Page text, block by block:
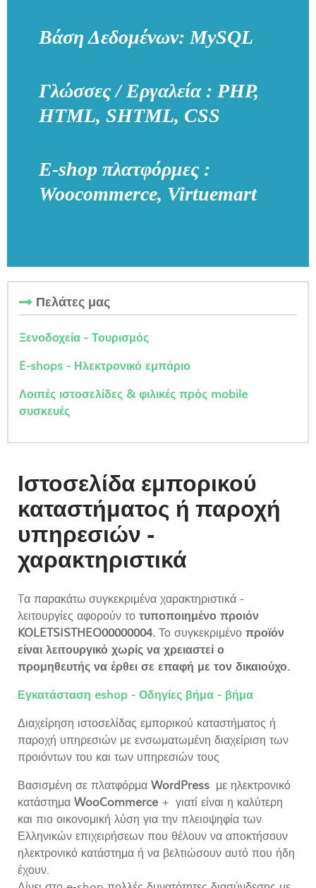
Βάση Δεδομένων: MySQL
Γλώσσες / Εργαλεία : PHP,
HTML, SHTML, CSS
E-shop πλατφόρμες :
Woocommerce, Virtuemart
Πελάτες μας
Ξενοδοχεία - Τουρισμός
E-shops - Ηλεκτρονικό εμπόριο
Λοιπές ιστοσελίδες & φιλικές πρός mobile
συσκευές
Ιστοσελίδα εμπορικού
καταστήματος ή παροχή
υπηρεσιών -
χαρακτηριστικά
Tα παρακάτω συγκεκριμένα χαρακτηριστικά -
λειτουργίες αφορούν το τυποποιημένο προιόν
KOLETSISTHEO00000004. Το συγκεκριμένο προϊόν
είναι λειτουργικό χωρίς να χρειαστεί ο
προμηθευτής να έρθει σε επαφή με τον δικαιούχο.
Εγκατάσταση eshop - Οδηγίες βήμα - βήμα
Διαχείρηση ιστοσελίδας εμπορικού καταστήματος ή
παροχή υπηρεσιών με ενσωματωμένη διαχείριση των
προιόντων του και των υπηρεσιών τους
Βασισμένη σε πλατφόρμα WordPress με ηλεκτρονικό
κατάστημα WooCommerce + γιατί είναι η καλύτερη
και πιο οικονομική λύση για την πλειοψηφία των
Ελληνικών επιχειρήσεων που θέλουν να αποκτήσουν
ηλεκτρονικό κατάστημα ή να βελτιώσουν αυτό που ήδη
έχουν.